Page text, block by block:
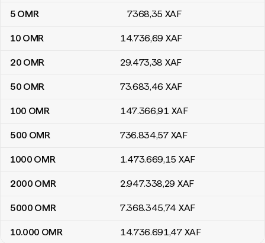
5 OMR 7368,35 XAF
10 OMR 14.736,69 XAF
20 OMR 29.473,38 XAF
50 OMR 73.683,46 XAF
100 OMR 147.366,91 XAF
500 OMR 736.834,57 XAF
1000 OMR 1.473.669,15 XAF
2000 OMR 2.947.338,29 XAF
5000 OMR 7.368.345,74 XAF
10.000 OMR 14.736.691,47 XAF